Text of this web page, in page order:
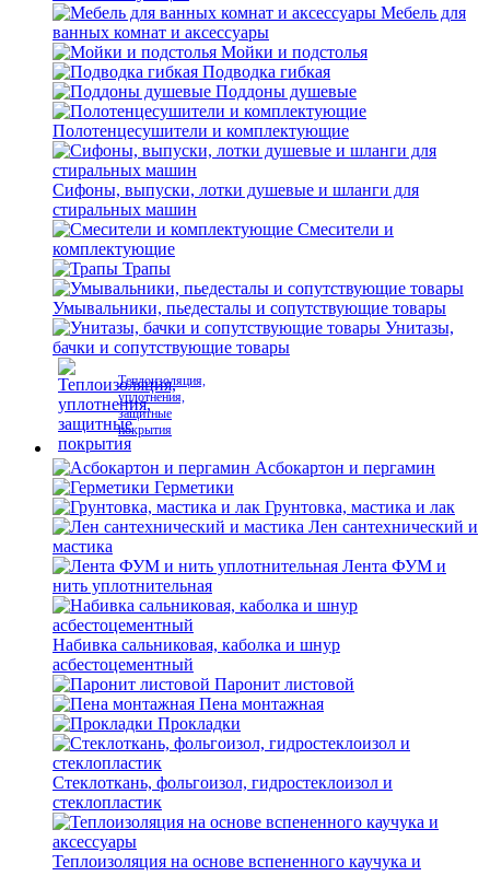
Мебель для
ванных комнат и аксессуары
Мойки и подстолья
Подводка гибкая
Поддоны душевые
Полотенцесушители и комплектующие
Сифоны, выпуски, лотки душевые и шланги для
стиральных машин
Смесители и
комплектующие
Трапы
Умывальники, пьедесталы и сопутствующие товары
Унитазы,
бачки и сопутствующие товары
Теплоизоляция,
уплотнения,
защитные
покрытия
Асбокартон и пергамин
Герметики
Грунтовка, мастика и лак
Лен сантехнический и
мастика
Лента ФУМ и
нить уплотнительная
Набивка сальниковая, каболка и шнур
асбестоцементный
Паронит листовой
Пена монтажная
Прокладки
Стеклоткань, фольгоизол, гидростеклоизол и
стеклопластик
Теплоизоляция на основе вспененного каучука и